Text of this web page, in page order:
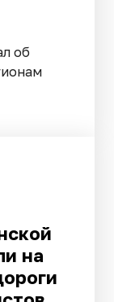
об
на